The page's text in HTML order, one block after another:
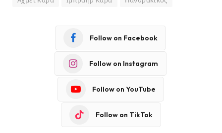
Follow on Facebook
Follow on Instagram
Follow on YouTube
Follow on TikTok